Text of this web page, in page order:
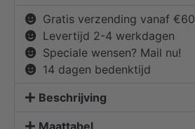
Gratis verzending vanaf €60
Levertijd 2-4 werkdagen
Speciale wensen? Mail nu!
14 dagen bedenktijd
Beschrijving
Maattabel